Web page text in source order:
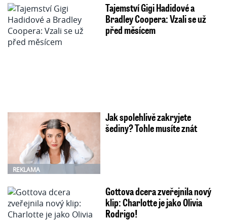
Tajemství Gigi Hadidové a
Bradley Coopera: Vzali se už
před měsícem
REKLAMA
Jak spolehlivě zakryjete
šediny? Tohle musíte znát
Gottova dcera zveřejnila nový
klip: Charlotte je jako Olivia
Rodrigo!